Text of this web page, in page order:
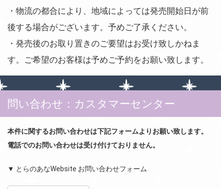
・物流の都合により、地域によっては発売開始日が前
後する場合がございます。予めご了承ください。
・発売後のお取り置きのご要望はお受け致しかねま
す。ご希望のお客様は予めご予約をお願い致します。
問い合わせ：カスタマーセンター
本件に関するお問い合わせは下記フォームよりお願い致します。
電話でのお問い合わせは受け付けておりません。
▼ とらのあなWebsite お問い合わせフォーム